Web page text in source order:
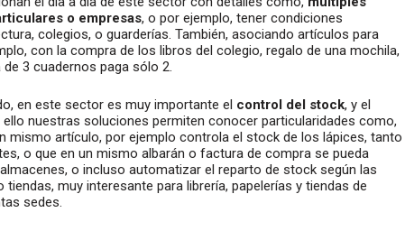
o empresas, o por ejemplo, tener condiciones
colegios, o guarderías. También, asociando artículos para
con la compra de los libros del colegio, regalo de una mochila,
3 cuadernos paga sólo 2.
en este sector es muy importante el control del stock, y el
nuestras soluciones permiten conocer particularidades como,
mismo artículo, por ejemplo controla el stock de los lápices, tanto
o que en un mismo albarán o factura de compra se pueda
o incluso automatizar el reparto de stock según las
muy interesante para librería, papelerías y tiendas de
sedes.